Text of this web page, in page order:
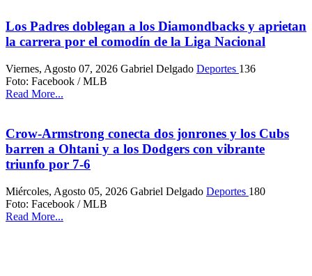
Los Padres doblegan a los Diamondbacks y aprietan
la carrera por el comodín de la Liga Nacional
Viernes, Agosto 07, 2026 Gabriel Delgado Deportes 136
Foto: Facebook / MLB
Read More...
Crow-Armstrong conecta dos jonrones y los Cubs
barren a Ohtani y a los Dodgers con vibrante
triunfo por 7-6
Miércoles, Agosto 05, 2026 Gabriel Delgado Deportes 180
Foto: Facebook / MLB
Read More...